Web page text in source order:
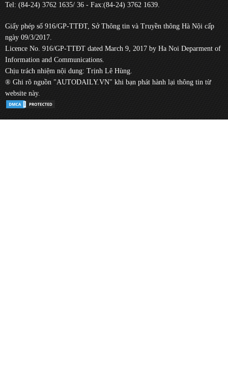
Tel: (84-24) 3762 1635/ 36 - Fax:(84-24) 3762 1639.
Giấy phép số 916/GP-TTĐT, Sở Thông tin và Truyền thông Hà Nội cấp
ngày 09/3/2017.
Licence No. 916/GP-TTĐT dated March 9, 2017 by Ha Noi Deparment of
Information and Communications.
Chịu trách nhiệm nội dung: Trịnh Lê Hùng.
® Ghi rõ nguồn "AUTODAILY.VN" khi bạn phát hành lại thông tin từ
website này.